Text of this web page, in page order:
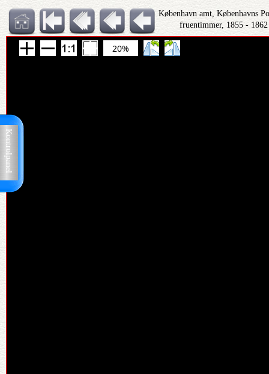
Kontrolpanel
København amt, Københavns
fruentimmer, 1855 -
20%